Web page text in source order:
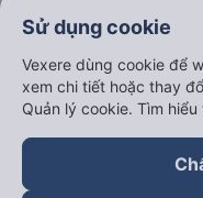
Sử dụng cookie
Vexere dùng cookie để
xem chi tiết hoặc thay
Quản lý cookie. Tìm